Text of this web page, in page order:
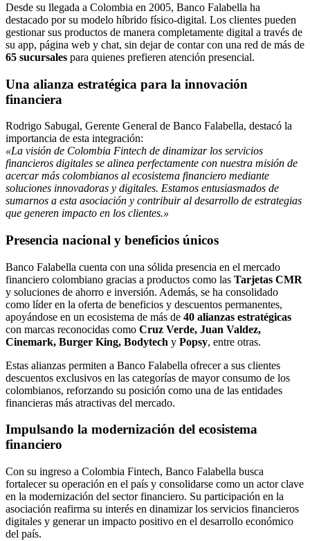
Desde su llegada a Colombia en 2005, Banco Falabella ha
destacado por su modelo híbrido físico-digital. Los clientes pueden
gestionar sus productos de manera completamente digital a través de
su app, página web y chat, sin dejar de contar con una red de más de
65 sucursales para quienes prefieren atención presencial.
Una alianza estratégica para la innovación
financiera
Rodrigo Sabugal, Gerente General de Banco Falabella, destacó la
importancia de esta integración:
«La visión de Colombia Fintech de dinamizar los servicios
financieros digitales se alinea perfectamente con nuestra misión de
acercar más colombianos al ecosistema financiero mediante
soluciones innovadoras y digitales. Estamos entusiasmados de
sumarnos a esta asociación y contribuir al desarrollo de estrategias
que generen impacto en los clientes.»
Presencia nacional y beneficios únicos
Banco Falabella cuenta con una sólida presencia en el mercado
financiero colombiano gracias a productos como las Tarjetas CMR
y soluciones de ahorro e inversión. Además, se ha consolidado
como líder en la oferta de beneficios y descuentos permanentes,
apoyándose en un ecosistema de más de 40 alianzas estratégicas
con marcas reconocidas como Cruz Verde, Juan Valdez,
Cinemark, Burger King, Bodytech y Popsy, entre otras.
Estas alianzas permiten a Banco Falabella ofrecer a sus clientes
descuentos exclusivos en las categorías de mayor consumo de los
colombianos, reforzando su posición como una de las entidades
financieras más atractivas del mercado.
Impulsando la modernización del ecosistema
financiero
Con su ingreso a Colombia Fintech, Banco Falabella busca
fortalecer su operación en el país y consolidarse como un actor clave
en la modernización del sector financiero. Su participación en la
asociación reafirma su interés en dinamizar los servicios financieros
digitales y generar un impacto positivo en el desarrollo económico
del país.